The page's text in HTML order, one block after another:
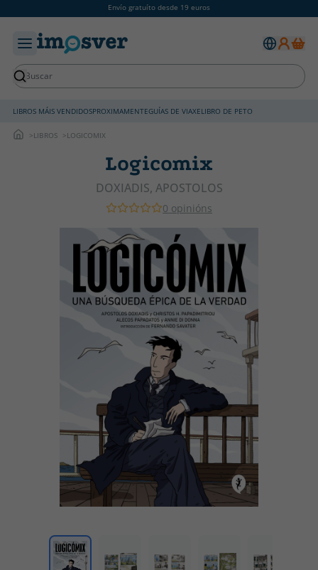
Envío gratuíto desde 19 euros
LIBROS MÁIS VENDIDOSPROXIMAMENTEGUÍAS DE VIAXELIBRO DE PETO
LIBROS LOGICOMIX
Logicomix
DOXIADIS, APOSTOLOS
0 opinións